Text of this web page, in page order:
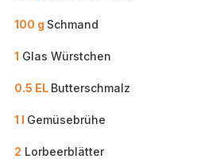
100 g Schmand
1 Glas Würstchen
0.5 EL Butterschmalz
1 l Gemüsebrühe
2 Lorbeerblätter